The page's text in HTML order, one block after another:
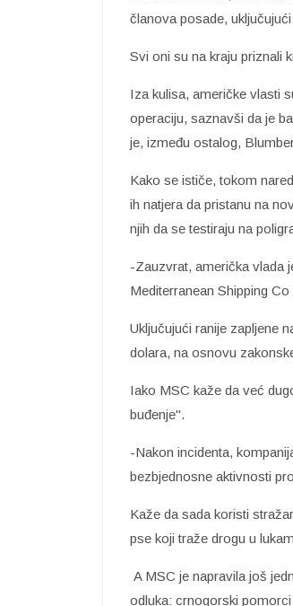
članova posade,
Svi oni su na kraju priznali
Iza kulisa, američke vlasti
operaciju, saznavši da je
je, između ostalog,
Kako se ističe, tokom
ih natjera da pristanu na
njih da se testiraju na
-Zauzvrat, američka vlada
Mediterranean Shipping
Uključujući ranije zapljene
dolara, na osnovu
Iako MSC kaže da već
buđenje".
-Nakon incidenta,
bezbjednosne aktivnosti
Kaže da sada koristi
pse koji traže drogu u
A MSC je napravila još
odluka: crnogorski